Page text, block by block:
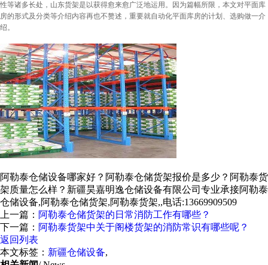
性等诸多长处，山东货架是以获得愈来愈广泛地运用。因为篇幅所限，本文对平面库
房的形式及分类等介绍内容再也不赘述，重要就自动化平面库房的计划、选购做一介
绍。
阿勒泰仓储设备哪家好？阿勒泰仓储货架报价是多少？阿勒泰货
架质量怎么样？新疆昊嘉明逸仓储设备有限公司专业承接阿勒泰
仓储设备,阿勒泰仓储货架,阿勒泰货架,,电话:13669909509
上一篇： 阿勒泰仓储货架的日常消防工作有哪些？
下一篇： 阿勒泰货架中关于阁楼货架的消防常识有哪些呢？
返回列表
本文标签： 新疆仓储设备,